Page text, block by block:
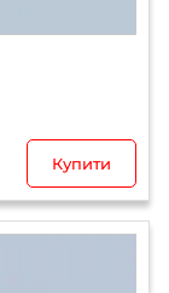
Купити